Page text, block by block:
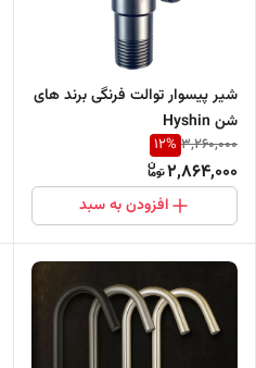
شیر پیسوار توالت فرنگی برند های
شن Hyshin
3,260,000
12%
2,864,000
افزودن به سبد